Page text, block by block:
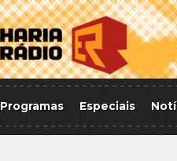
Programas Especiais